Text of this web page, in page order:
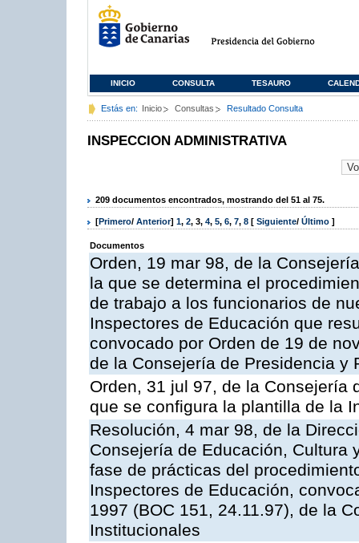
INICIO CONSULTA TESAURO
Estás en: Inicio Consultas Resultado Consulta
INSPECCION ADMINISTRATIVA
209 documentos encontrados, mostrando del 51 al 75.
[Primero/ Anterior] 1, 2, 3, 4, 5, 6, 7, 8 [ Siguiente/ Último ]
Documentos
Orden, 19 mar 98, de la
la que se determina el
de trabajo a los funcionarios de
Inspectores de Educación que
convocado por Orden de 19 de
de la Consejería de Presidencia y
Orden, 31 jul 97, de la Consejería
que se configura la plantilla de la
Resolución, 4 mar 98, de la
Consejería de Educación, Cultura
fase de prácticas del
Inspectores de Educación,
1997 (BOC 151, 24.11.97), de la
Institucionales